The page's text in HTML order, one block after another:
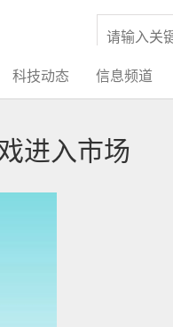
科技动态 信息频道
进入市场